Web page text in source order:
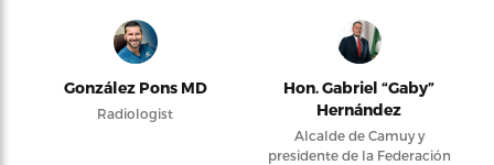
González Pons MD
Radiologist
Hon. Gabriel “Gaby”
Hernández
Alcalde de Camuy y
presidente de la Federación